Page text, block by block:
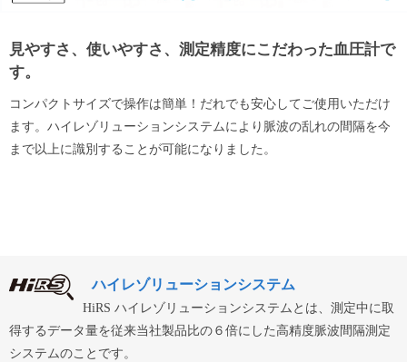
見やすさ、使いやすさ、測定精度にこだわった血圧計で
す。
コンパクトサイズで操作は簡単！だれでも安心してご使用いただけ
ます。ハイレゾリューションシステムにより脈波の乱れの間隔を今
まで以上に識別することが可能になりました。
ハイレゾリューションシステム
HiRS ハイレゾリューションシステムとは、測定中に取
得するデータ量を従来当社製品比の６倍にした高精度脈波間隔測定
システムのことです。